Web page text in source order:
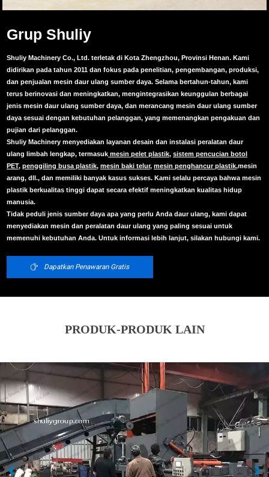
Grup Shuliy
Shuliy Machinery Co., Ltd. terletak di Kota Zhengzhou, Provinsi Henan. Kami
didirikan pada tahun 2011 dan fokus pada penelitian, pengembangan, produksi,
dan penjualan mesin daur ulang sumber daya. Selama bertahun-tahun, kami
terus berinovasi dan meningkatkan, mengintegrasikan keunggulan berbagai
jenis mesin daur ulang sumber daya, dan merancang mesin daur ulang sumber
daya sesuai dengan kebutuhan pelanggan, yang memenangkan pengakuan dan
pujian dari pelanggan.
Shuliy Machinery menyediakan layanan desain dan instalasi peralatan daur
ulang limbah lengkap, termasuk mesin pelet plastik, sistem pencucian botol
PET, penggiling busa plastik, mesin baki telur, mesin penghancur plastik,mesin
arang, dll., dan memiliki banyak kasus sukses. Kami selalu percaya bahwa mesin
plastik berkualitas tinggi dapat secara efektif meningkatkan kualitas hidup
manusia.
Tidak peduli jenis sumber daya apa yang perlu Anda daur ulang, kami dapat
menyediakan mesin dan peralatan daur ulang yang paling sesuai untuk
memenuhi kebutuhan Anda. Untuk informasi lebih lanjut, silakan hubungi kami.
Dapatkan Penawaran Gratis
PRODUK-PRODUK LAIN